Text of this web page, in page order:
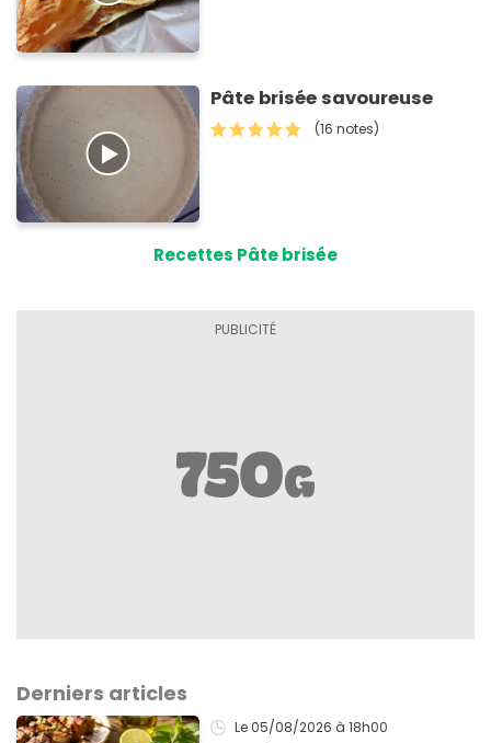
Pâte brisée savoureuse
(16 notes)
Recettes Pâte brisée
Derniers articles
Le 05/08/2026 à 18h00